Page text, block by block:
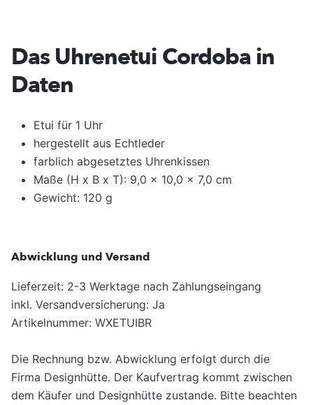
Das Uhrenetui Cordoba in
Daten
Etui für 1 Uhr
hergestellt aus Echtleder
farblich abgesetztes Uhrenkissen
Maße (H x B x T): 9,0 x 10,0 x 7,0 cm
Gewicht: 120 g
Abwicklung und Versand
Lieferzeit: 2-3 Werktage nach Zahlungseingang
inkl. Versandversicherung: Ja
Artikelnummer: WXETUIBR
Die Rechnung bzw. Abwicklung erfolgt durch die
Firma Designhütte. Der Kaufvertrag kommt zwischen
dem Käufer und Designhütte zustande. Bitte beachten